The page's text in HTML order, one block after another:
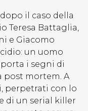
il caso della
Teresa Battaglia,
e Giacomo
un uomo
i segni di
post mortem. A
perpetrati con lo
di un serial killer